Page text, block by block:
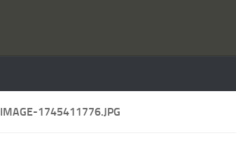
IMAGE-1745411776.JPG